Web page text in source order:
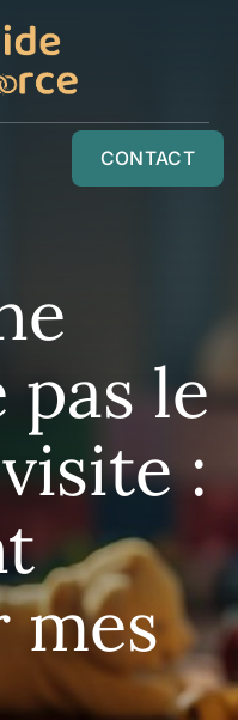
CONTACT
pas le
:
mes